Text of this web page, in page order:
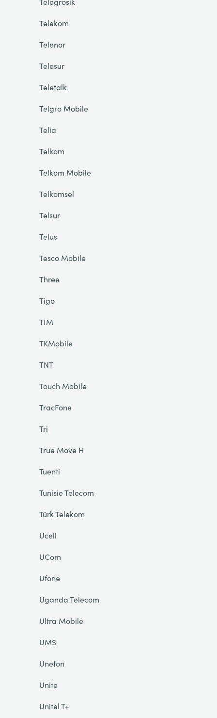
Telekom
Telenor
Telesur
Teletalk
Telgro Mobile
Telia
Telkom
Telkom Mobile
Telkomsel
Telsur
Telus
Tesco Mobile
Three
Tigo
TIM
TKMobile
TNT
Touch Mobile
TracFone
Tri
True Move H
Tuenti
Tunisie Telecom
Türk Telekom
Ucell
UCom
Ufone
Uganda Telecom
Ultra Mobile
UMS
Unefon
Unite
Unitel T+